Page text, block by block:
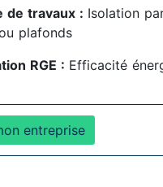
de travaux : Isolation
plafonds
RGE : Efficacité
entreprise